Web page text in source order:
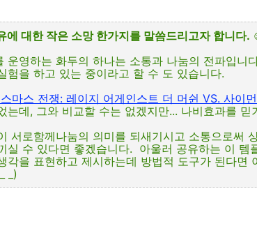
에 대한 작은 소망 한가지를 말씀드리고자 합니다.
운영하는 화두의 하나는 소통과 나눔의 전파입니
험을 하고 있는 중이라고 할 수 도 있습니다.
마스 전쟁: 레이지 어게인스트 더 머쉰 VS. 사이
는데, 그와 비교할 수는 없겠지만... 나비효과를 믿
서로함께나눔의 의미를 되새기시고 소통으로써
실 수 있다면 좋겠습니다. 아울러 공유하는 이 템
각을 표현하고 제시하는데 방법적 도구가 된다면
_)